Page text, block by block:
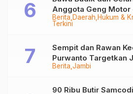
Berita Daerah Hukum &
Terkini
Anggota Geng Motor
Diringkus
Berita Jambi
Sempit dan Rawan
Purwanto Targetkan
Tungkal-Jambi Mulus
90 Ribu Butir